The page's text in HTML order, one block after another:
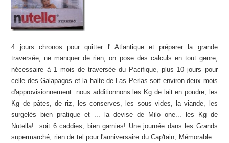
4 jours chronos pour quitter l' Atlantique et préparer la grande
traversée; ne manquer de rien, on pose des calculs en tout genre,
nécessaire à 1 mois de traversée du Pacifique, plus 10 jours pour
celle des Galapagos et la halte de Las Perlas soit environ deux mois
d'approvisionnement: nous additionnons les Kg de lait en poudre, les
Kg de pâtes, de riz, les conserves, les sous vides, la viande, les
surgelés bien pratique et ... la devise de Milo one... les Kg de
Nutella! soit 6 caddies, bien garnies! Une journée dans les Grands
supermarché, rien de tel pour l'anniversaire du Cap'tain, Mémorable...